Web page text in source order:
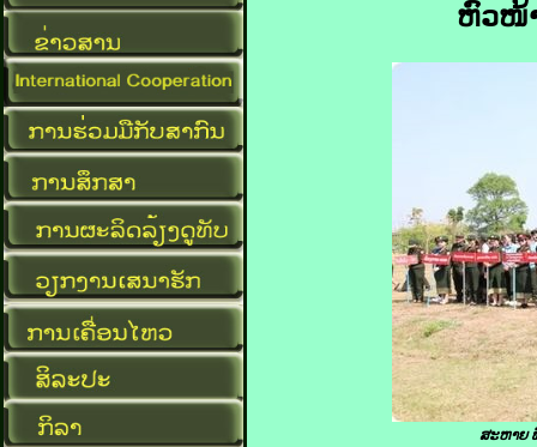
ຫົວໜ້
ສະຫາຍ